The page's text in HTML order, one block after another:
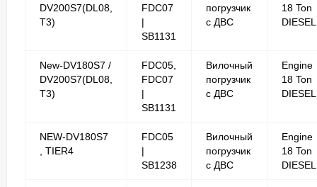
DV200S7(DL08,
T3)
FDC07
|
SB1131
погрузчик
с ДВС
18 Ton
DIESEL
New-DV180S7 /
DV200S7(DL08,
T3)
FDC05,
FDC07
|
SB1131
Вилочный
погрузчик
с ДВС
Engine
18 Ton
DIESEL
NEW-DV180S7
, TIER4
FDC05
|
SB1238
Вилочный
погрузчик
с ДВС
Engine
18 Ton
DIESEL